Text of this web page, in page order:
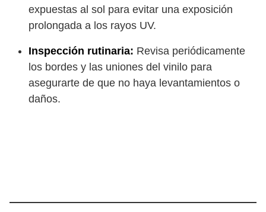
expuestas al sol para evitar una exposición
prolongada a los rayos UV.
Inspección rutinaria: Revisa periódicamente
los bordes y las uniones del vinilo para
asegurarte de que no haya levantamientos o
daños.